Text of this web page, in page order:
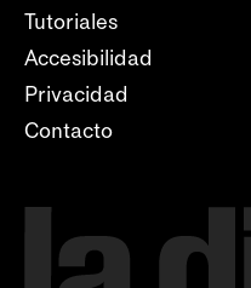
Tutoriales
Accesibilidad
Privacidad
Contacto